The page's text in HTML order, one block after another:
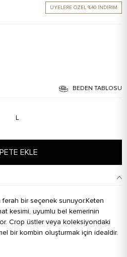
ÜYELERE ÖZEL %40 İNDİRİM
BEDEN TABLOSU
L
EKLE
ferah bir seçenek sunuyor.Keten
kesimi, uyumlu bel kemerinin
Crop üstler veya koleksiyondaki
bir kombin oluşturmak için idealdir.